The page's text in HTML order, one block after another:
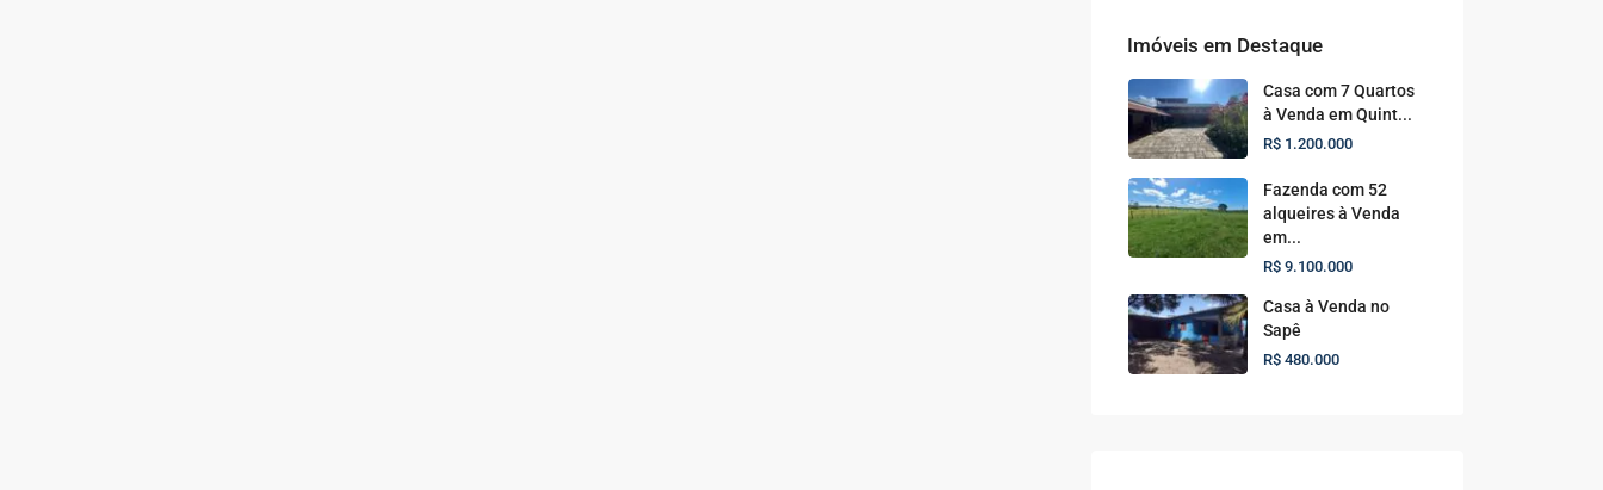
Imóveis em Destaque
Casa com 7 Quartos
à Venda em Quint...
R$ 1.200.000
Fazenda com 52
alqueires à Venda
em...
R$ 9.100.000
Casa à Venda no
Sapê
R$ 480.000